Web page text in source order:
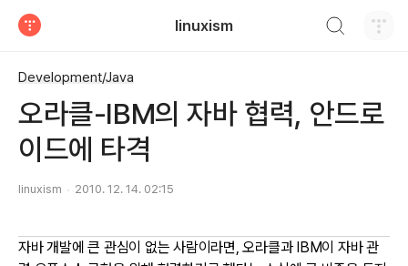
linuxism
Development/Java
오라클-IBM의 자바 협력, 안드로
이드에 타격
linuxism 2010. 12. 14. 02:15
자바 개발에 큰 관심이 없는 사람이라면, 오라클과 IBM이 자바 관